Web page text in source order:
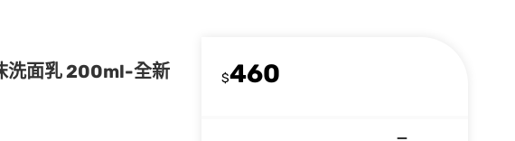
洗面乳 200ml-全新
$460